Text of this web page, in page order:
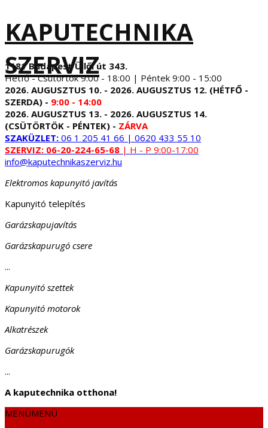
KAPUTECHNIKA
SZERVIZ
1181 Budapest Üllői út 343.
Hétfő - Csütörtök 9:00 - 18:00 | Péntek 9:00 - 15:00
2026. AUGUSZTUS 10. - 2026. AUGUSZTUS 12. (HÉTFŐ -
SZERDA) - 9:00 - 14:00
2026. AUGUSZTUS 13. - 2026. AUGUSZTUS 14.
(CSÜTÖRTÖK - PÉNTEK) - ZÁRVA
SZAKÜZLET: 06 1 205 41 66 | 0620 433 55 10
SZERVIZ: 06-20-224-65-68 | H - P 9:00-17:00
info@kaputechnikaszerviz.hu
Elektromos kapunyitó javítás
Kapunyitó telepítés
Garázskapujavítás
Garázskapurugó csere
...
Kapunyitó szettek
Kapunyitó motorok
Alkatrészek
Garázskapurugók
...
A kaputechnika otthona!
MENÜMENÜ